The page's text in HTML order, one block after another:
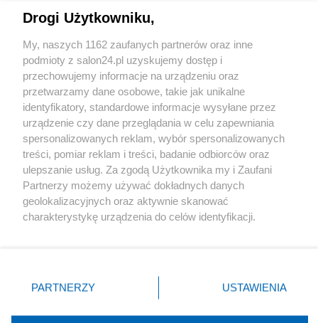
Sport
Społeczeństwo
Kultura
X Facebook Instagram Youtube
Drogi Użytkowniku,
My, naszych 1162 zaufanych partnerów oraz inne
podmioty z salon24.pl uzyskujemy dostęp i
przechowujemy informacje na urządzeniu oraz
przetwarzamy dane osobowe, takie jak unikalne
identyfikatory, standardowe informacje wysyłane przez
urządzenie czy dane przeglądania w celu zapewniania
spersonalizowanych reklam, wybór spersonalizowanych
treści, pomiar reklam i treści, badanie odbiorców oraz
ulepszanie usług. Za zgodą Użytkownika my i Zaufani
Partnerzy możemy używać dokładnych danych
geolokalizacyjnych oraz aktywnie skanować
charakterystykę urządzenia do celów identyfikacji.
zmienić/wycofać klikając przycisk ustawień prywatności
znajdujący się w lewym dolnym rogu strony
rodzaje przetwarzania danych nie wymagają zgody
PARTNERZY USTAWIENIA